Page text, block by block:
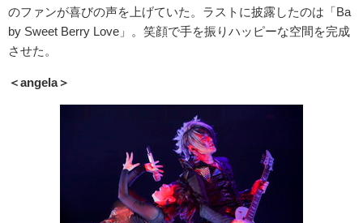
のファンが喜びの声を上げていた。ラストに披露したのは「Ba
by Sweet Berry Love」。笑顔で手を振りハッピーな空間を完成
させた。
＜angela＞